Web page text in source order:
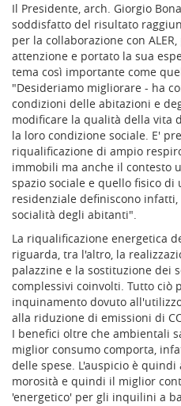
Il Presidente, arch. Giorgio
soddisfatto del risultato
per la collaborazione con
attenzione e portato la sua
tema così importante come
"Desideriamo migliorare - ha
condizioni delle abitazioni e
modificare la qualità della vita
la loro condizione sociale. E'
riqualificazione di ampio
immobili ma anche il contesto
spazio sociale e quello fisico
residenziale definiscono
socialità degli abitanti".
La riqualificazione energetica
riguarda, tra l'altro, la
palazzine e la sostituzione dei
complessivi coinvolti. Tutto ciò
inquinamento dovuto
alla riduzione di emissioni di
I benefici oltre che ambientali
miglior consumo comporta,
delle spese. L'auspicio è
morosità e quindi il miglior
'energetico' per gli inquilini a